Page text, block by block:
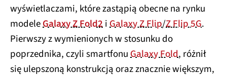
wyświetlaczami, które zastąpią obecne na rynku
modeleGalaxy Z Fold2 i Galaxy Z Flip/Z Flip 5G.
Pierwszy z wymienionych w stosunku do
poprzednika, czyli smartfonu Galaxy Fold, różnił
się ulepszoną konstrukcją oraz znacznie większym,